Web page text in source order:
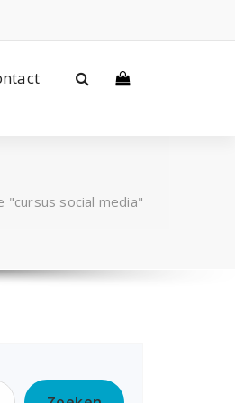
"cursus social media"